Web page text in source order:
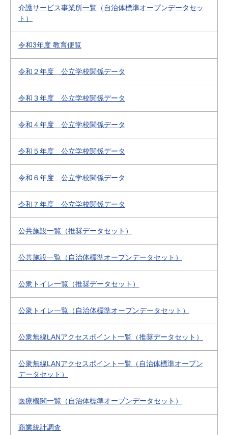
介護サービス事業所一覧（自治体標準オープンデータセッ
ト）
令和3年度 教育便覧
令和２年度 公立学校関係データ
令和３年度 公立学校関係データ
令和４年度 公立学校関係データ
令和５年度 公立学校関係データ
令和６年度 公立学校関係データ
令和７年度 公立学校関係データ
公共施設一覧（推奨データセット）
公共施設一覧（自治体標準オープンデータセット）
公衆トイレ一覧（推奨データセット）
公衆トイレ一覧（自治体標準オープンデータセット）
公衆無線LANアクセスポイント一覧（推奨データセット）
公衆無線LANアクセスポイント一覧（自治体標準オープン
データセット）
医療機関一覧（自治体標準オープンデータセット）
商業統計調査